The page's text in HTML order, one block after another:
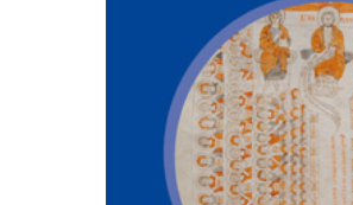
AGGIUNGI AL CARRELLO